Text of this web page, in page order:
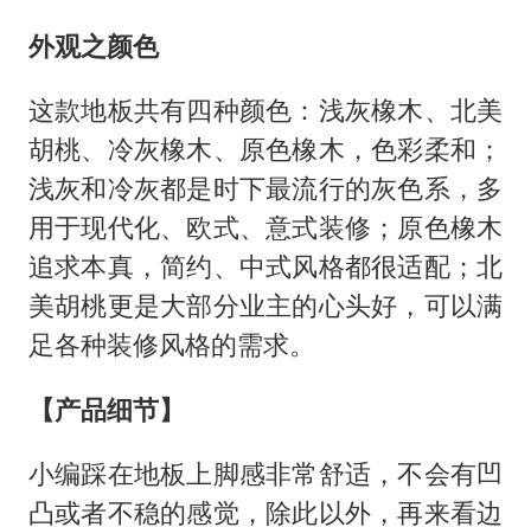
外观之颜色
这款地板共有四种颜色：浅灰橡木、北美
胡桃、冷灰橡木、原色橡木，色彩柔和；
浅灰和冷灰都是时下最流行的灰色系，多
用于现代化、欧式、意式装修；原色橡木
追求本真，简约、中式风格都很适配；北
美胡桃更是大部分业主的心头好，可以满
足各种装修风格的需求。
【产品细节】
小编踩在地板上脚感非常舒适，不会有凹
凸或者不稳的感觉，除此以外，再来看边